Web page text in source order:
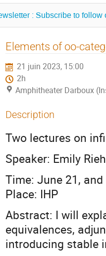
: Subscribe to follow
Elements of oo-
21 juin 2023, 15:00
2h
Amphitheater Darboux
Description
Two lectures on
Speaker: Emily
Time: June 21,
Place: IHP
Abstract: I will
equivalences,
introducing stable